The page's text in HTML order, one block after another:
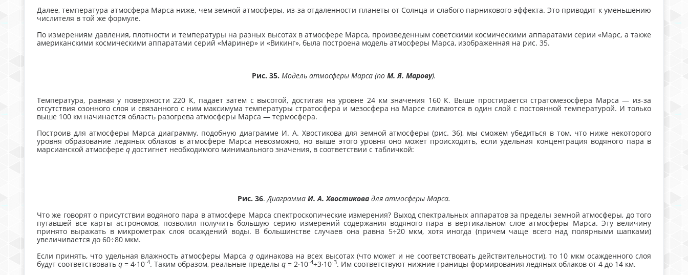
Далее, температура атмосфера Марса ниже, чем земной атмосферы, из-за отдаленности планеты от Солнца и слабого парникового эффекта. Это приводит к уменьшению
числителя в той же формуле.
По измерениям давления, плотности и температуры на разных высотах в атмосфере Марса, произведенным советскими космическими аппаратами серии «Марс, а также
американскими космическими аппаратами серий «Маринер» и «Викинг», была построена модель атмосферы Марса, изображенная на рис. 35.
Рис. 35. Модель атмосферы Марса (по М. Я. Марову).
Температура, равная у поверхности 220 К, падает затем с высотой, достигая на уровне 24 км значения 160 К. Выше простирается стратомезосфера Марса — из-за
отсутствия озонного слоя и связанного с ним максимума температуры стратосфера и мезосфера на Марсе сливаются в один слой с постоянной температурой. И только
выше 100 км начинается область разогрева атмосферы Марса — термосфера.
Построив для атмосферы Марса диаграмму, подобную диаграмме И. А. Хвостикова для земной атмосферы (рис. 36), мы сможем убедиться в том, что ниже некоторого
уровня образование ледяных облаков в атмосфере Марса невозможно, но выше этого уровня оно может происходить, если удельная концентрация водяного пара в
марсианской атмосфере q достигнет необходимого минимального значения, в соответствии с табличкой:
Рис. 36.Диаграмма И. А. Хвостикова для атмосферы Марса.
Что же говорят о присутствии водяного пара в атмосфере Марса спектроскопические измерения? Выход спектральных аппаратов за пределы земной атмосферы, до того
путавшей все карты астрономов, позволил получить большую серию измерений содержания водяного пара в вертикальном слое атмосферы Марса. Эту величину
принято выражать в микрометрах слоя осаждений воды. В большинстве случаев она равна 5÷20 мкм, хотя иногда (причем чаще всего над полярными шапками)
увеличивается до 60÷80 мкм.
Если принять, что удельная влажность атмосферы Марса qодинакова на всех высотах (что может и не соответствовать действительности), то 10 мкм осажденного слоя
будут соответствовать q = 4∙10-4. Таким образом, реальные пределы q = 2∙10-4÷3∙10-3. Им соответствуют нижние границы формирования ледяных облаков от 4 до 14 км.